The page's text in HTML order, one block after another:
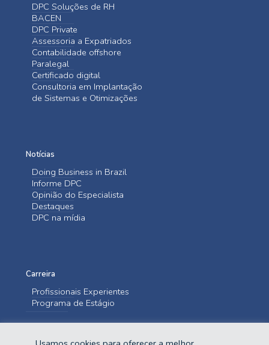
DPC Soluções de RH
BACEN
DPC Private
Assessoria a Expatriados
Contabilidade offshore
Paralegal
Certificado digital
Consultoria em Implantação
de Sistemas e Otimizações
Notícias
Doing Business in Brazil
Informe DPC
Opinião do Especialista
Destaques
DPC na mídia
Carreira
Profissionais Experientes
Programa de Estágio